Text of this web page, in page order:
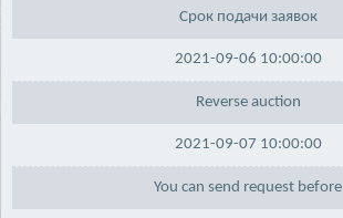
Срок подачи заявок
2021-09-06 10:00:00
Reverse auction
2021-09-07 10:00:00
You can send request before